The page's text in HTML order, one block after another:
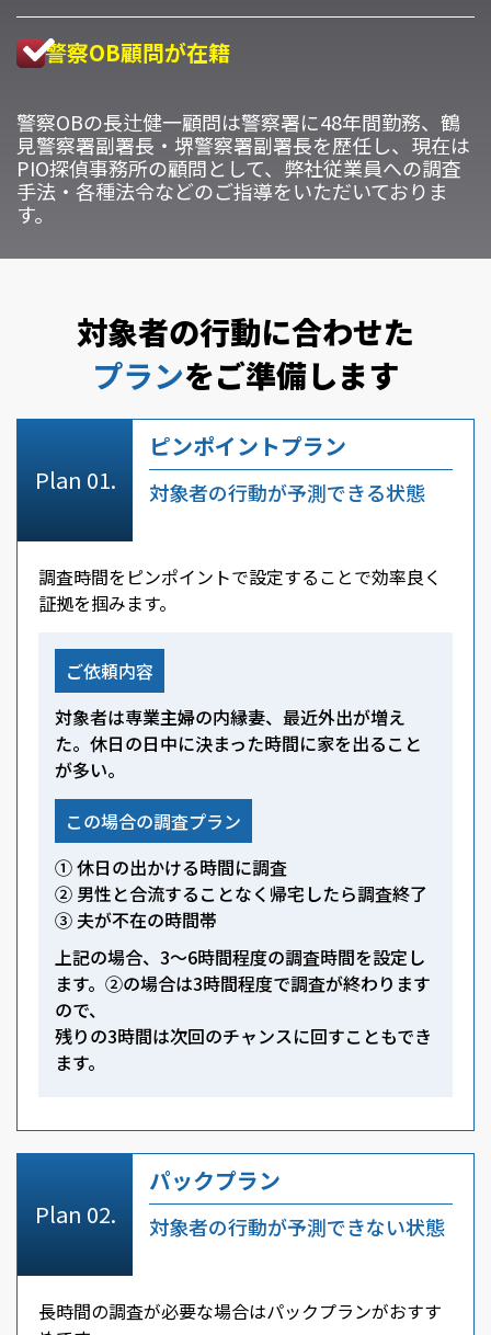
警察OB顧問が在籍
警察OBの長辻健一顧問は警察署に48年間勤務、鶴
見警察署副署長・堺警察署副署長を歴任し、現在は
PIO探偵事務所の顧問として、弊社従業員への調査
手法・各種法令などのご指導をいただいておりま
す。
対象者の行動に合わせた
プランをご準備します
ピンポイントプラン
対象者の行動が予測できる状態
調査時間をピンポイントで設定することで効率良く
証拠を掴みます。
ご依頼内容
対象者は専業主婦の内縁妻、最近外出が増え
た。休日の日中に決まった時間に家を出ること
が多い。
この場合の調査プラン
① 休日の出かける時間に調査
② 男性と合流することなく帰宅したら調査終了
③ 夫が不在の時間帯
上記の場合、3～6時間程度の調査時間を設定し
ます。②の場合は3時間程度で調査が終わります
ので、
残りの3時間は次回のチャンスに回すこともでき
ます。
パックプラン
対象者の行動が予測できない状態
長時間の調査が必要な場合はパックプランがおすす